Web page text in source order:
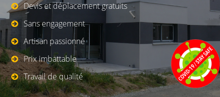
Devis et déplacement gratuits
Sans engagement
Artisan passionné
Prix imbattable
Travail de qualité